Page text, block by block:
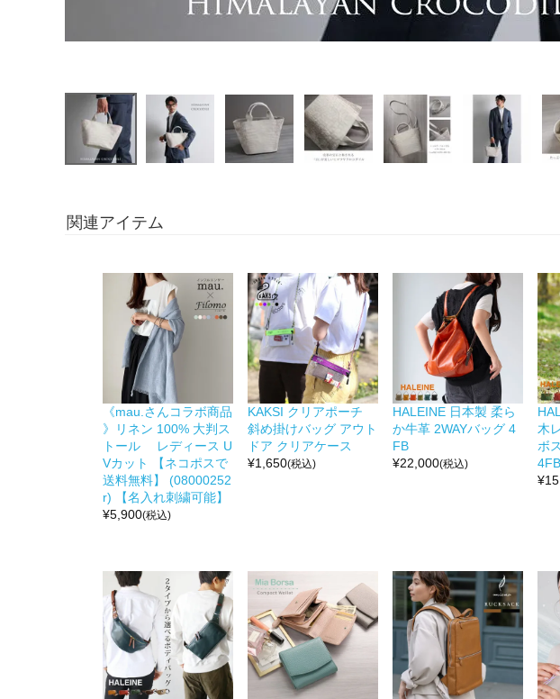
関連アイテム
《mau.さんコラボ商品
》リネン 100% 大判ス
トール レディース U
Vカット 【ネコポスで
送料無料】 (08000252
r) 【名入れ刺繍可能】
¥5,900(税込)
KAKSI クリアポーチ
斜め掛けバッグ アウト
ドア クリアケース
¥1,650(税込)
HALEINE 日本製 柔ら
か牛革 2WAYバッグ 4
FB
¥22,000(税込)
木
ボ
4FB
¥